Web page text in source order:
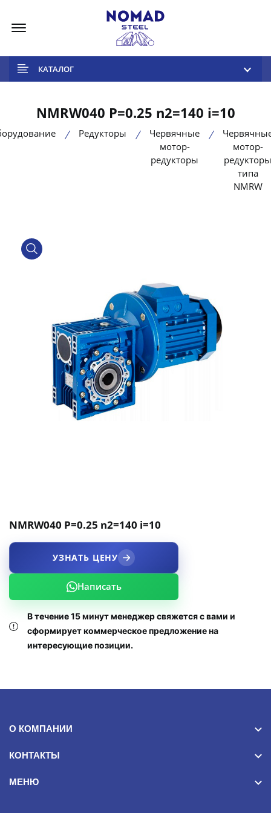
КАТАЛОГ
NMRW040 P=0.25 n2=140 i=10
Редукторы
Червячные
мотор-
редукторы
мотор-
редукторы
типа
NMRW
product view
NMRW040 P=0.25 n2=140 i=10
УЗНАТЬ ЦЕНУ
Написать
В течение 15 минут менеджер свяжется с вами и
сформирует коммерческое предложение на
интересующие позиции.
О КОМПАНИИ
КОНТАКТЫ
МЕНЮ